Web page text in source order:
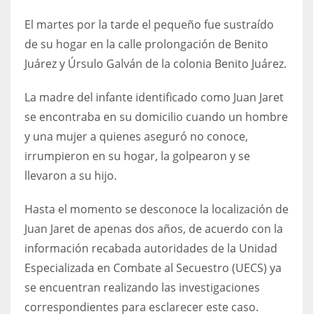
El martes por la tarde el pequeño fue sustraído
de su hogar en la calle prolongación de Benito
Juárez y Úrsulo Galván de la colonia Benito Juárez.
La madre del infante identificado como Juan Jaret
se encontraba en su domicilio cuando un hombre
y una mujer a quienes aseguró no conoce,
irrumpieron en su hogar, la golpearon y se
llevaron a su hijo.
Hasta el momento se desconoce la localización de
Juan Jaret de apenas dos años, de acuerdo con la
información recabada autoridades de la Unidad
Especializada en Combate al Secuestro (UECS) ya
se encuentran realizando las investigaciones
correspondientes para esclarecer este caso.